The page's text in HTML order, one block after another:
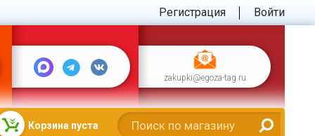
Регистрация Войти
zakupki@egoza-tag.ru
Корзина пуста